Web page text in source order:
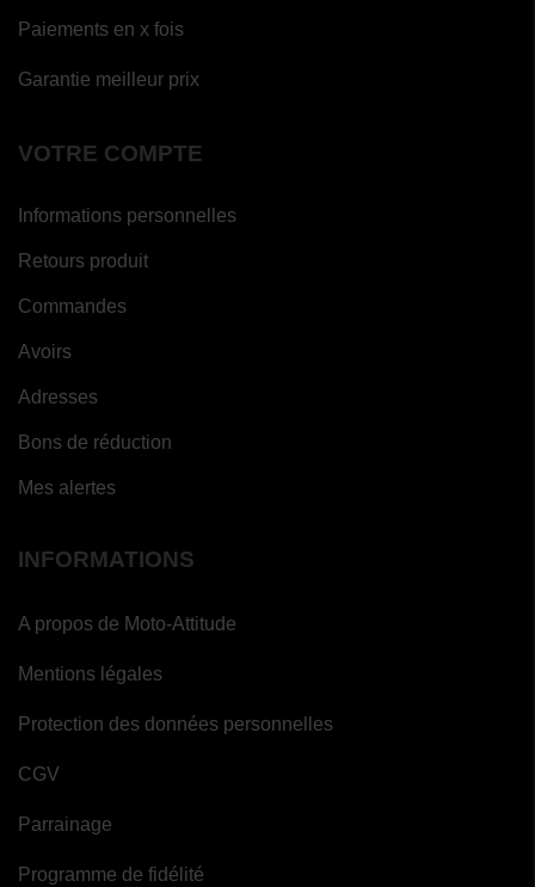
Paiements en x fois
Garantie meilleur prix
VOTRE COMPTE
Informations personnelles
Retours produit
Commandes
Avoirs
Adresses
Bons de réduction
Mes alertes
INFORMATIONS
A propos de Moto-Attitude
Mentions légales
Protection des données personnelles
CGV
Parrainage
Programme de fidélité